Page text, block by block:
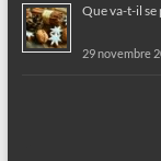
Que va-t-il se
29 novembre